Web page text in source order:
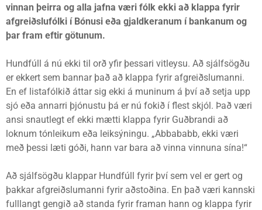
vinnan þeirra og alla jafna væri fólk ekki að klappa fyrir
afgreiðslufólki í Bónusi eða gjaldkeranum í bankanum og
þar fram eftir götunum.
Hundfúll á nú ekki til orð yfir þessari vitleysu. Að sjálfsögðu
er ekkert sem bannar það að klappa fyrir afgreiðslumanni.
En ef listafólkið áttar sig ekki á muninum á því að setja upp
sjó eða annarri þjónustu þá er nú fokið í flest skjól. Það væri
ansi snautlegt ef ekki mætti klappa fyrir Guðbrandi að
loknum tónleikum eða leiksýningu. „Abbababb, ekki væri
með þessi læti góði, hann var bara að vinna vinnuna sína!“
Að sjálfsögðu klappar Hundfúll fyrir því sem vel er gert og
þakkar afgreiðslumanni fyrir aðstoðina. En það væri kannski
fulllangt gengið að standa fyrir framan hann og klappa fyrir